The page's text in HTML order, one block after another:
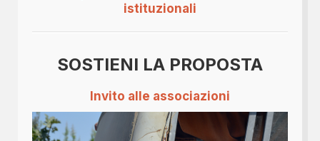
istituzionali
SOSTIENI LA PROPOSTA
Invito alle associazioni